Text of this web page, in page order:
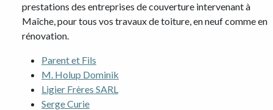
prestations des entreprises de couverture intervenant à
Maîche, pour tous vos travaux de toiture, en neuf comme en
rénovation.
Parent et Fils
M. Holup Dominik
Ligier Frères SARL
Serge Curie